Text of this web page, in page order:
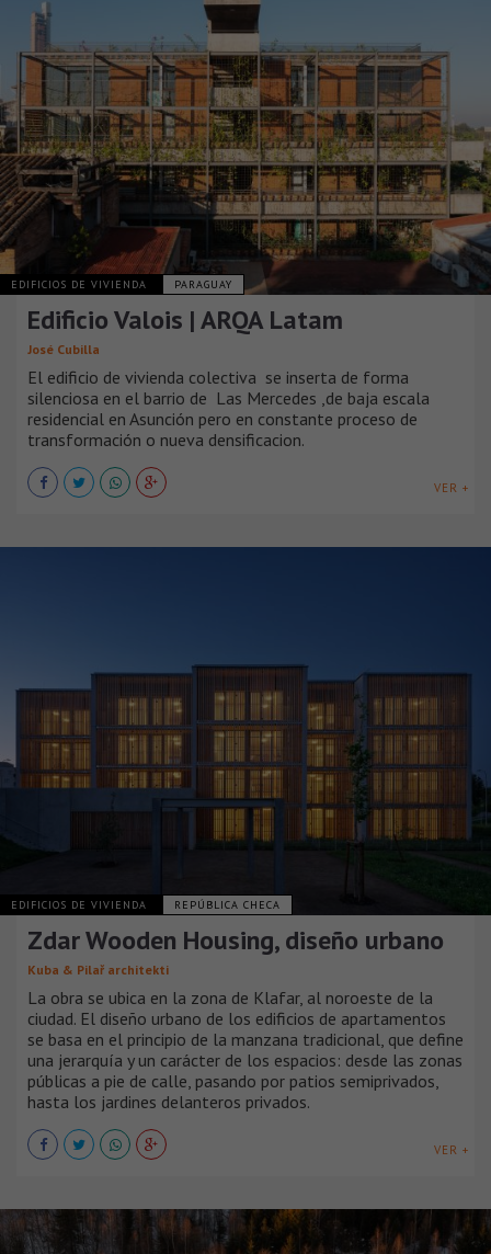
EDIFICIOS DE VIVIENDA PARAGUAY
Edificio Valois | ARQA Latam
José Cubilla
El edificio de vivienda colectiva se inserta de forma
silenciosa en el barrio de Las Mercedes ,de baja escala
residencial en Asunción pero en constante proceso de
transformación o nueva densificacion.
VER +
EDIFICIOS DE VIVIENDA REPÚBLICA CHECA
Zdar Wooden Housing, diseño urbano
Kuba & Pilař architekti
La obra se ubica en la zona de Klafar, al noroeste de la
ciudad. El diseño urbano de los edificios de apartamentos
se basa en el principio de la manzana tradicional, que define
una jerarquía y un carácter de los espacios: desde las zonas
públicas a pie de calle, pasando por patios semiprivados,
hasta los jardines delanteros privados.
VER +